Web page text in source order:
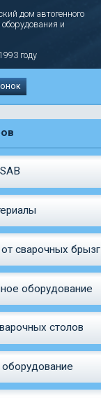
дом автогенного
и
году
сварочных брызг
оборудование
столов